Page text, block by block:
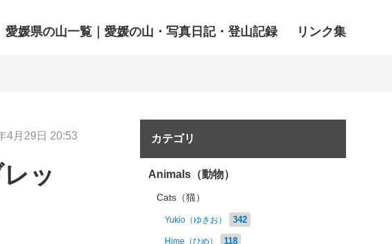
愛媛県の山一覧｜愛媛の山・写真日記・登山記録 リンク集
4月29日 20:53
ッ
カテゴリ
Animals（動物）
Cats（猫）
Yukio（ゆきお） 342
Hime（ひめ） 118